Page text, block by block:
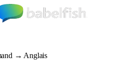
→ Anglais